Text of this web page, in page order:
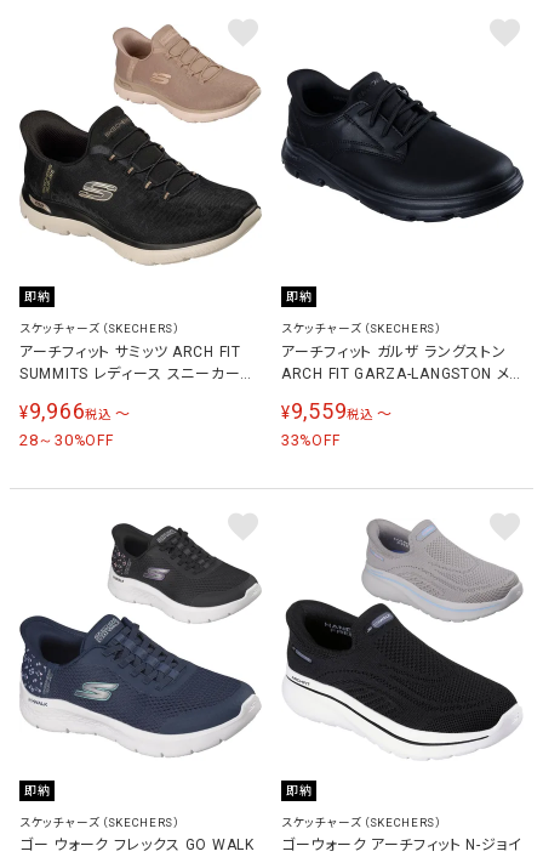
即納
スケッチャーズ（SKECHERS）
アーチフィット サミッツ ARCH FIT
SUMMITS レディース スニーカー
¥9,966税込 〜
28～30%OFF
即納
スケッチャーズ（SKECHERS）
アーチフィット ガルザ ラングストン
ARCH FIT GARZA-LANGSTON メ
BBK
¥9,559税込 〜
33%OFF
即納
スケッチャーズ（SKECHERS）
ゴー ウォーク フレックス GO WALK
即納
スケッチャーズ（SKECHERS）
ゴーウォーク アーチフィット N-ジョイ